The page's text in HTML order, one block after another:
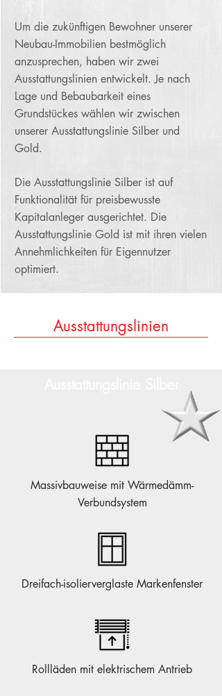
Um die zukünftigen Bewohner unserer
Neubau-Immobilien bestmöglich
anzusprechen, haben wir zwei
Ausstattungslinien entwickelt. Je nach
Lage und Bebaubarkeit eines
Grundstückes wählen wir zwischen
unserer Ausstattungslinie Silber und
Gold.
Die Ausstattungslinie Silber ist auf
Funktionalität für preisbewusste
Kapitalanleger ausgerichtet. Die
Ausstattungslinie Gold ist mit ihren vielen
Annehmlichkeiten für Eigennutzer
optimiert.
Ausstattungslinien
Massivbauweise mit Wärmedämm-
Verbundsystem
Dreifach-isolierverglaste Markenfenster
Rollläden mit elektrischem Antrieb